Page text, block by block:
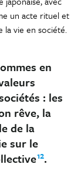
un acte rituel et
la vie en société.
en
: les
rêve, la
de la
sur le
12.